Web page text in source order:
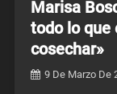
Marisa
todo lo que
cosechar»
9 De Marzo De